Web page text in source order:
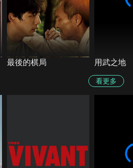
最後的棋局 用武之地
看更多